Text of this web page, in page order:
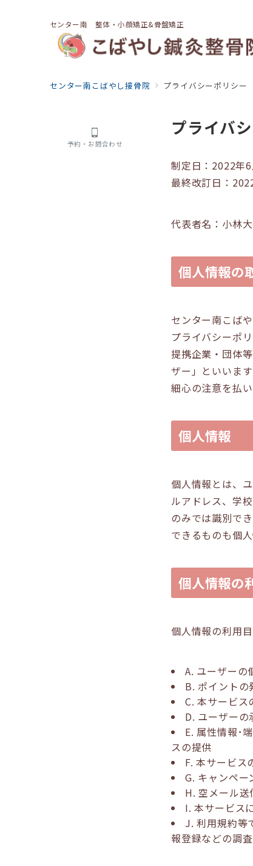
センター南 整体・小顔矯正&骨盤矯正
予約・お問合わせ
センター南こばやし接骨院 プライバシーポリシー
プライバ
制定日：2022年
最終改訂日：
代表者名：小林
個人情報の
センター南こば
プライバシーポ
提携企業・団体
ザー」といいま
細心の注意を払
個人情報
個人情報とは、
ルアドレス、学
のみでは識別で
できるものも個
個人情報の
個人情報の利用
A. ユーザーの
B. ポイントの
C. 本サービス
D. ユーザー
E. 属性情報･
スの提供
F. 本サービス
G. キャンペー
H. 空メール
I. 本サービス
J. 利用規約等
報登録などの調